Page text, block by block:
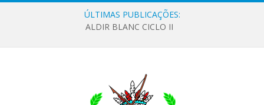
ÚLTIMAS PUBLICAÇÕES:
ALDIR BLANC CICLO II